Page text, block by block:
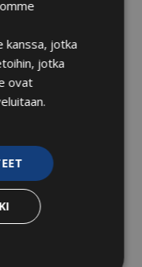
poistamista,
kanssa, jotka
jotka
ovat